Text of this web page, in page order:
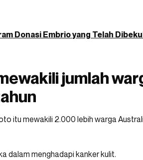
Donasi Embrio yang Telah
jumlah
itu mewakili 2.000 lebih warga
dalam menghadapi kanker kulit.